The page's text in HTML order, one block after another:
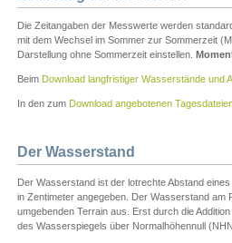
Die Zeitangaben der Messwerte werden
mit dem Wechsel im Sommer zur Sommerzeit
Darstellung ohne Sommerzeit einstellen.
Beim Download langfristiger Wasserstände und
In den zum Download angebotenen
Der Wasserstand
Der Wasserstand ist der lotrechte Abstand
in Zentimeter angegeben. Der Wasserstand
umgebenden Terrain aus. Erst durch die
des Wasserspiegels über Normalhöhennull